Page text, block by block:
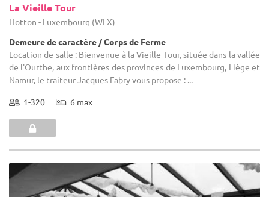
La Vieille Tour
Hotton - Luxembourg (WLX)
Demeure de caractère / Corps de Ferme
Location de salle : Bienvenue à la Vieille Tour, située dans la vallée
de l'Ourthe, aux frontières des provinces de Luxembourg, Liège et
Namur, le traiteur Jacques Fabry vous propose : ...
1-320 6 max